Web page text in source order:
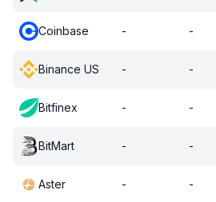
Coinbase - -
Binance US - -
Bitfinex - -
BitMart - -
Aster - -